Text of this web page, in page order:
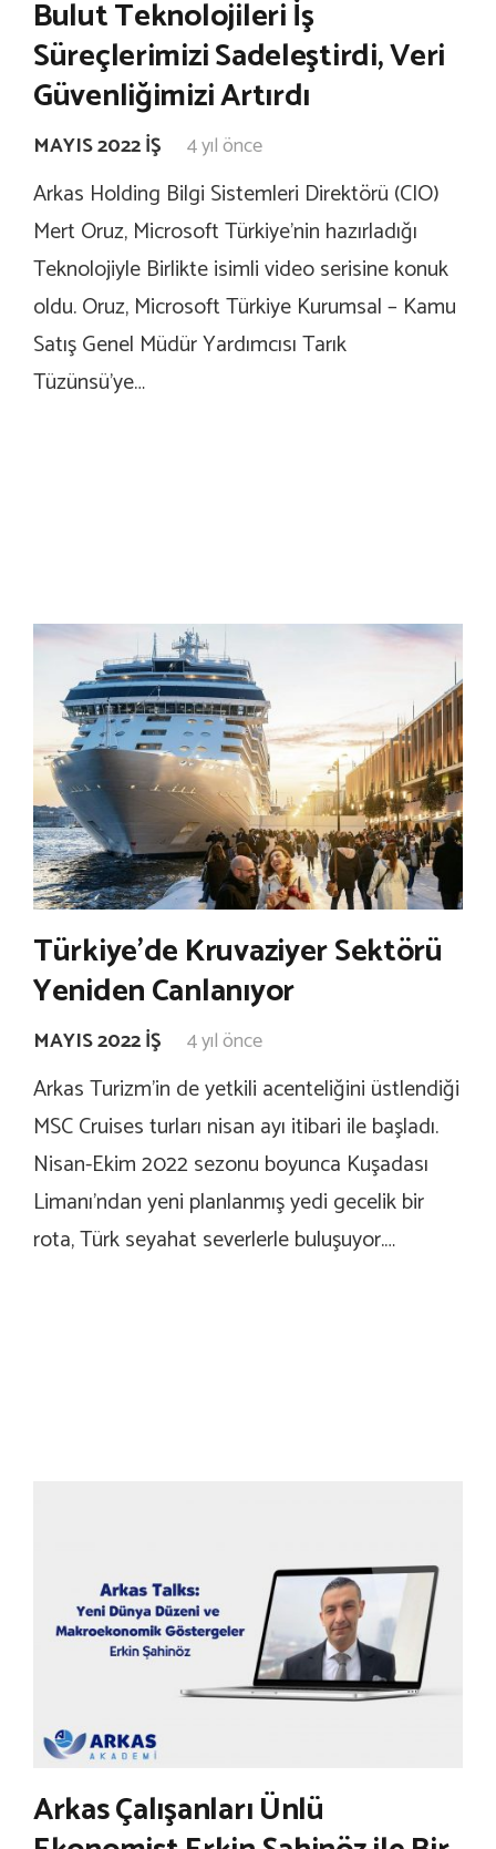
Bulut Teknolojileri İş
Süreçlerimizi Sadeleştirdi, Veri
Güvenliğimizi Artırdı
MAYIS 2022 İŞ 4 yıl önce
Arkas Holding Bilgi Sistemleri Direktörü (CIO)
Mert Oruz, Microsoft Türkiye’nin hazırladığı
Teknolojiyle Birlikte isimli video serisine konuk
oldu. Oruz, Microsoft Türkiye Kurumsal – Kamu
Satış Genel Müdür Yardımcısı Tarık
Tüzünsü’ye…
Türkiye’de Kruvaziyer Sektörü
Yeniden Canlanıyor
MAYIS 2022 İŞ 4 yıl önce
Arkas Turizm’in de yetkili acenteliğini üstlendiği
MSC Cruises turları nisan ayı itibari ile başladı.
Nisan-Ekim 2022 sezonu boyunca Kuşadası
Limanı’ndan yeni planlanmış yedi gecelik bir
rota, Türk seyahat severlerle buluşuyor.…
Arkas Çalışanları Ünlü